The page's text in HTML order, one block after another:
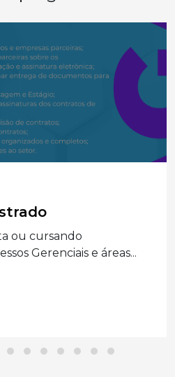
ou cursando
Gerenciais e áreas...